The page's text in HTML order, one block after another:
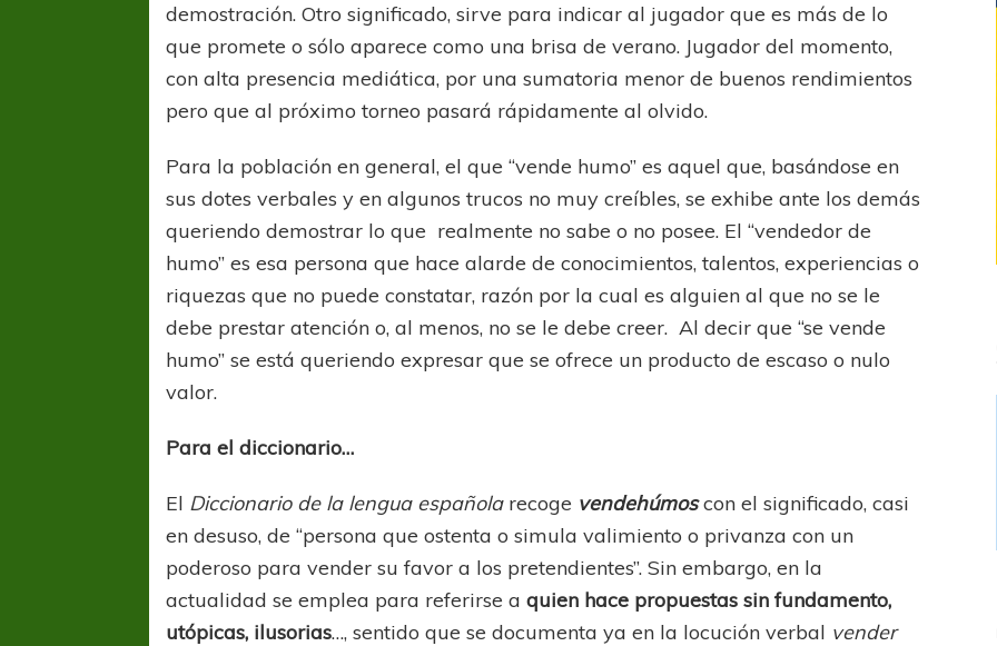
demostración. Otro significado, sirve para indicar al jugador que es más de lo
que promete o sólo aparece como una brisa de verano. Jugador del momento,
con alta presencia mediática, por una sumatoria menor de buenos rendimientos
pero que al próximo torneo pasará rápidamente al olvido.
Para la población en general, el que “vende humo” es aquel que, basándose en
sus dotes verbales y en algunos trucos no muy creíbles, se exhibe ante los demás
queriendo demostrar lo que realmente no sabe o no posee. El “vendedor de
humo” es esa persona que hace alarde de conocimientos, talentos, experiencias o
riquezas que no puede constatar, razón por la cual es alguien al que no se le
debe prestar atención o, al menos, no se le debe creer. Al decir que “se vende
humo” se está queriendo expresar que se ofrece un producto de escaso o nulo
valor.
Para el diccionario…
El Diccionario de la lengua españolarecoge vendehúmos con el significado, casi
en desuso, de “persona que ostenta o simula valimiento o privanza con un
poderoso para vender su favor a los pretendientes”. Sin embargo, en la
actualidad se emplea para referirse aquien hace propuestas sin fundamento,
utópicas, ilusorias…, sentido que se documenta ya en la locución verbal vender